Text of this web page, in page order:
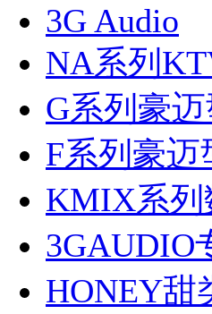
3G Audio
NA系列
G系列豪
F系列豪
KMIX系列
3GAUDIO
HONEY甜